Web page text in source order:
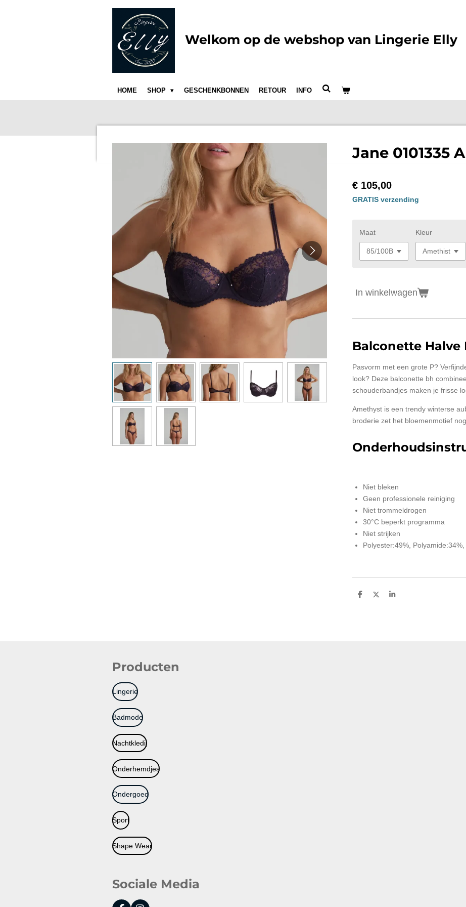
Welkom op de webshop van Lingerie Elly
HOME SHOP GESCHENKBONNEN RETOUR INFO
Jane 0101335
€ 105,00
GRATIS verzending
Maat Kleur
In winkelwagen
Balconette Halve
Pasvorm met een grote P?
look? Deze balconette bh
schouderbandjes maken je frisse
Amethyst is een trendy winterse
broderie zet het bloemenmotief
Niet bleken
Geen professionele reiniging
Niet trommeldrogen
30°C beperkt programma
Niet strijken
Polyester:49%,
D
D
S
Producten
Lingerie
Badmode
Nachtkledij
Onderhemdjes
Ondergoed
Sport
Shape Wear
Sociale Media